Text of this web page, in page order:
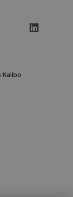
Kalibo